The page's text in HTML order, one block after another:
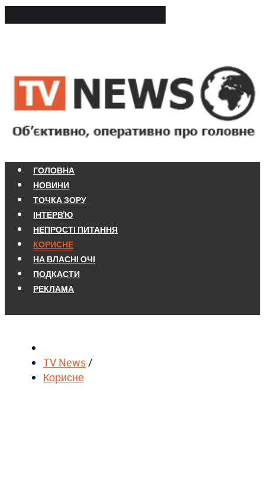
ГОЛОВНА
НОВИНИ
ТОЧКА ЗОРУ
ІНТЕРВ'Ю
НЕПРОСТІ ПИТАННЯ
КОРИСНЕ
НА ВЛАСНІ ОЧІ
ПОДКАСТИ
РЕКЛАМА
TV News/
Корисне